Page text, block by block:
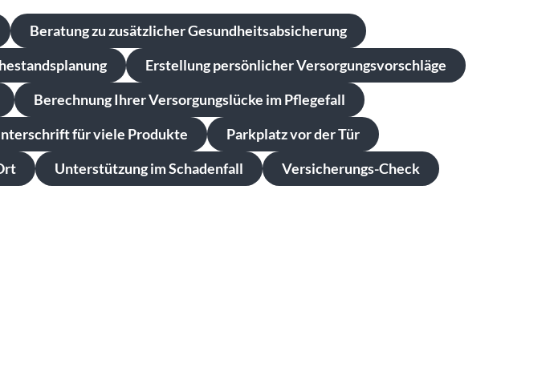
Beratung zu zusätzlicher Gesundheitsabsicherung
Erstellung persönlicher Versorgungsvorschläge
Berechnung Ihrer Versorgungslücke im Pflegefall
für viele Produkte
Parkplatz vor der Tür
Unterstützung im Schadenfall Versicherungs-Check